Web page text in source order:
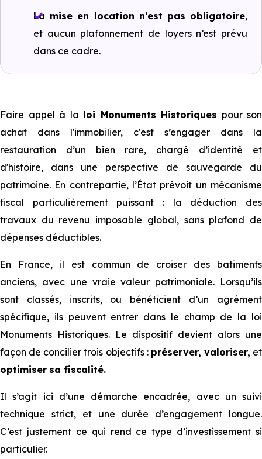
La mise en location n’est pas obligatoire,
et aucun plafonnement de loyers n’est prévu
dans ce cadre.
Faire appel à la loi Monuments Historiques pour son
achat dans l'immobilier, c'est s’engager dans la
restauration d’un bien rare, chargé d’identité et
d'histoire, dans une perspective de sauvegarde du
patrimoine. En contrepartie, l’État prévoit un mécanisme
fiscal particulièrement puissant : la déduction des
travaux du revenu imposable global, sans plafond de
dépenses déductibles.
En France, il est commun de croiser des bâtiments
anciens, avec une vraie valeur patrimoniale. Lorsqu’ils
sont classés, inscrits, ou bénéficient d’un agrément
spécifique, ils peuvent entrer dans le champ de la loi
Monuments Historiques. Le dispositif devient alors une
façon de concilier trois objectifs : préserver, valoriser, et
optimiser sa fiscalité.
Il s’agit ici d’une démarche encadrée, avec un suivi
technique strict, et une durée d’engagement longue.
C’est justement ce qui rend ce type d’investissement si
particulier.